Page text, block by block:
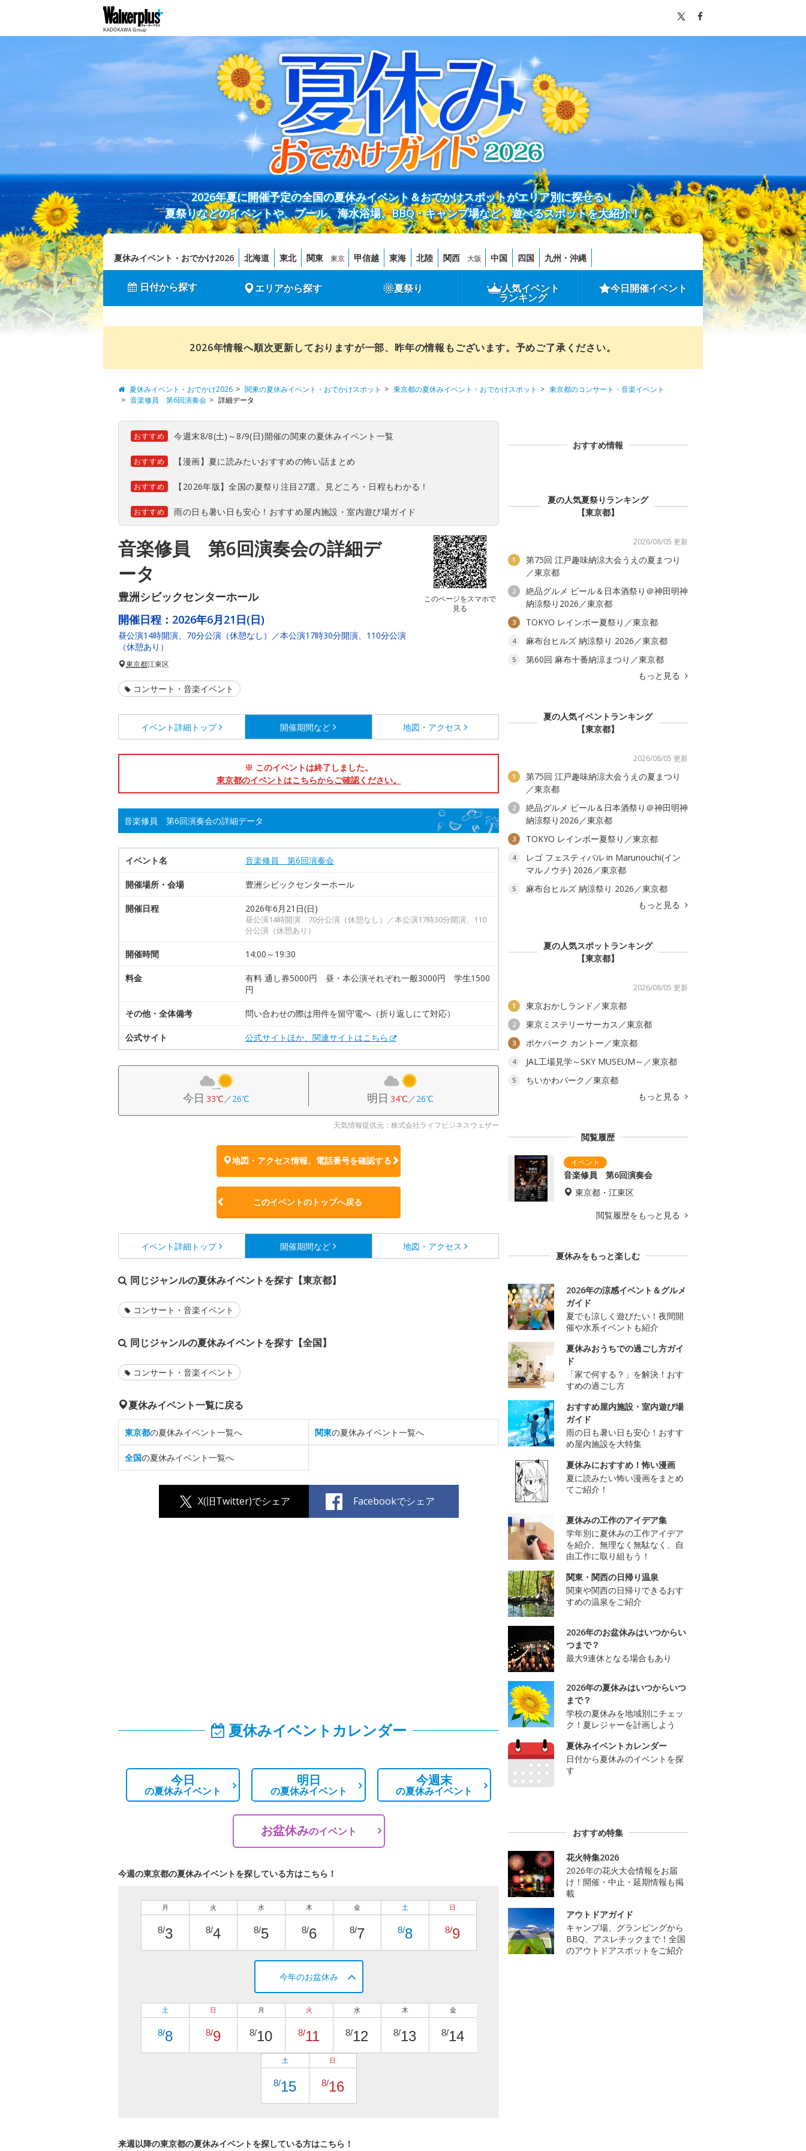
2026年夏に開催予定の全国の夏休みイベント＆おでかけスポットがエリア別に探せる！
夏祭りなどのイベントや、プール、海水浴場、BBQ・キャンプ場など、遊べるスポットを大紹介！
夏休みイベント・おでかけ2026 北海道 東北 関東 東京 甲信越 東海 北陸 関西 大阪 中国 四国 九州・沖縄
日付から探す エリアから探す 夏祭り 人気イベント
ランキング
今日開催イベント
2026年情報へ順次更新しておりますが一部、昨年の情報もございます。予めご了承ください。
夏休みイベント・おでかけ2026 関東の夏休みイベント・おでかけスポット 東京都の夏休みイベント・おでかけスポット
東京都のコンサート・音楽イベント
音楽修員 第6回演奏会
詳細データ
おすすめ 今週末8/8(土)～8/9(日)開催の関東の夏休みイベント一覧
おすすめ 【漫画】夏に読みたいおすすめの怖い話まとめ
おすすめ 【2026年版】全国の夏祭り注目27選。見どころ・日程もわかる！
おすすめ 雨の日も暑い日も安心！おすすめ屋内施設・室内遊び場ガイド
音楽修員 第6回演奏会の詳細デ
ータ
豊洲シビックセンターホール
このページをスマホで
見る
開催日程： 2026年6月21日(日)
昼公演14時開演、70分公演（休憩なし）／本公演17時30分開演、110分公演
（休憩あり）
東京都江東区
コンサート・音楽イベント
イベント詳細 トップ 開催期間など 地図・アクセス
※ このイベントは終了しました。
東京都のイベントはこちらからご確認ください。
音楽修員 第6回演奏会の詳細データ
イベント名 音楽修員 第6回演奏会
開催場所・会場 豊洲シビックセンターホール
開催日程 2026年6月21日(日)
昼公演14時開演、70分公演（休憩なし）／本公演17時30分開演、110
分公演（休憩あり）
開催時間 14:00～19:30
料金
有料 通し券5000円 昼・本公演それぞれ一般3000円 学生1500
円
その他・全体備考 問い合わせの際は用件を留守電へ（折り返しにて対応）
公式サイト 公式サイトほか、関連サイトはこちら
今日 33℃／26℃ 明日 34℃／26℃
天気情報提供元：株式会社ライフビジネスウェザー
地図・アクセス情報、電話番号を確認する
このイベントのトップへ戻る
イベント詳細 トップ 開催期間など 地図・アクセス
同じジャンルの夏休みイベントを探す【東京都】
コンサート・音楽イベント
同じジャンルの夏休みイベントを探す【全国】
コンサート・音楽イベント
夏休みイベント一覧に戻る
東京都の夏休みイベント一覧へ 関東の夏休みイベント一覧へ
全国の夏休みイベント一覧へ
X(旧Twitter)でシェア Facebookでシェア
夏休みイベントカレンダー
今日
の夏休みイベント
明日
の夏休みイベント
今週末
の夏休みイベント
お盆休みのイベント
今週の東京都の夏休みイベントを探している方はこちら！
月
8/3
火
8/4
水
8/5
木
8/6
金
8/7
土
8/8
日
8/9
今年のお盆休み
土
8/8
日
8/9
月
8/10
火
8/11
水
8/12
木
8/13
金
8/14
土
8/15
日
8/16
来週以降の東京都の夏休みイベントを探している方はこちら！
おすすめ情報
夏の人気夏祭りランキング
【東京都】
2026/08/05 更新
1
第75回 江戸趣味納涼大会うえの夏まつり
／東京都
2
絶品グルメ ビール＆日本酒祭り＠神田明神
納涼祭り2026／東京都
3 TOKYO レインボー夏祭り／東京都
4 麻布台ヒルズ 納涼祭り 2026／東京都
5
第60回 麻布十番納涼まつり／東京都
もっと見る
夏の人気イベントランキング
【東京都】
2026/08/05 更新
1
第75回 江戸趣味納涼大会うえの夏まつり
／東京都
2
絶品グルメ ビール＆日本酒祭り＠神田明神
納涼祭り2026／東京都
3 TOKYO レインボー夏祭り／東京都
4
レゴ フェスティバル in Marunouchi(イン
マルノウチ) 2026／東京都
5
麻布台ヒルズ 納涼祭り 2026／東京都
もっと見る
夏の人気スポットランキング
【東京都】
2026/08/05 更新
1 東京おかしランド／東京都
2 東京ミステリーサーカス／東京都
3 ポケパーク カントー／東京都
4 JAL工場見学～SKY MUSEUM～／東京都
5
ちいかわパーク／東京都
もっと見る
閲覧履歴
音楽修員 第6回演奏会
東京都・江東区
閲覧履歴をもっと見る
夏休みをもっと楽しむ
2026年の涼感イベント＆グルメ
ガイド
夏でも涼しく遊びたい！夜間開
催や水系イベントも紹介
夏休みおうちでの過ごし方ガイ
ド
「家で何する？」を解決！おす
すめの過ごし方
おすすめ屋内施設・室内遊び場
ガイド
雨の日も暑い日も安心！おすす
め屋内施設を大特集
夏休みにおすすめ！怖い漫画
夏に読みたい怖い漫画をまとめ
てご紹介！
夏休みの工作のアイデア集
学年別に夏休みの工作アイデア
を紹介。無理なく無駄なく、自
由工作に取り組もう！
関東・関西の日帰り温泉
関東や関西の日帰りできるおす
すめの温泉をご紹介
2026年のお盆休みはいつからい
つまで？
最大9連休となる場合もあり
2026年の夏休みはいつからいつ
まで？
学校の夏休みを地域別にチェッ
ク！夏レジャーを計画しよう
夏休みイベントカレンダー
日付から夏休みのイベントを探
す
おすすめ特集
花火特集2026
2026年の花火大会情報をお届
け！開催・中止・延期情報も掲
載
アウトドアガイド
キャンプ場、グランピングから
BBQ、アスレチックまで！全国
のアウトドアスポットをご紹介